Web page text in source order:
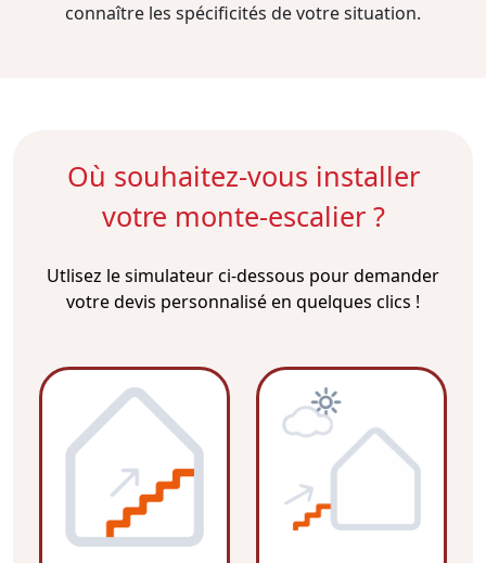
connaître les spécificités de votre situation.
Où souhaitez-vous installer
votre monte-escalier ?
Utlisez le simulateur ci-dessous pour demander
votre devis personnalisé en quelques clics !